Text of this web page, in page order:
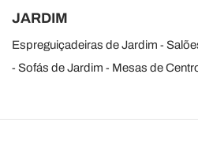
JARDIM
Espreguiçadeiras de Jardim
Sofás de Jardim
Mesas de